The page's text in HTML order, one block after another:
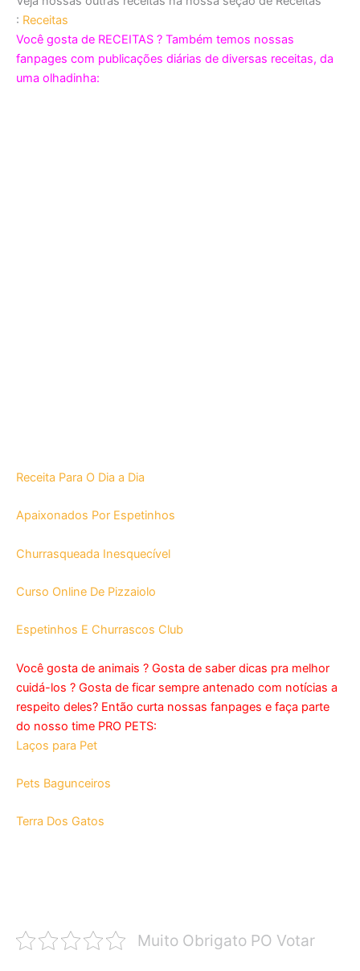
: Receitas
Você gosta de RECEITAS ? Também temos nossas
fanpages com publicações diárias de diversas receitas, da
uma olhadinha:
Receita Para O Dia a Dia
Apaixonados Por Espetinhos
Churrasqueada Inesquecível
Curso Online De Pizzaiolo
Espetinhos E Churrascos Club
Você gosta de animais ? Gosta de saber dicas pra melhor
cuidá-los ? Gosta de ficar sempre antenado com notícias a
respeito deles? Então curta nossas fanpages e faça parte
do nosso time PRO PETS:
Laços para Pet
Pets Bagunceiros
Terra Dos Gatos
Muito Obrigato PO Votar